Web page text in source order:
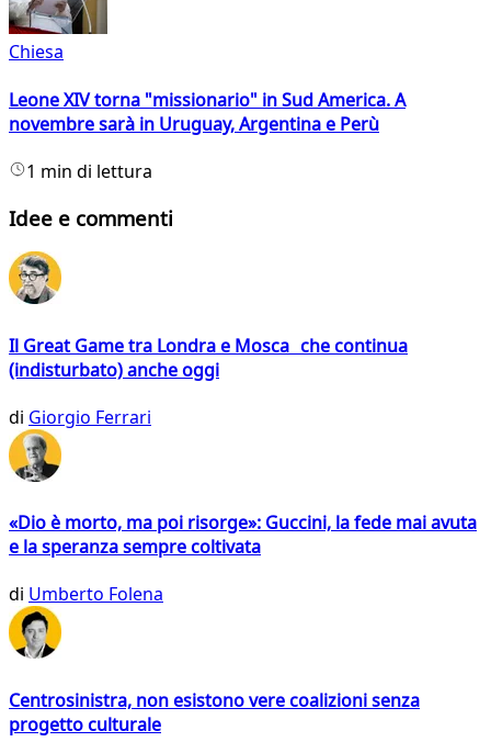
Chiesa
Leone XIV torna "missionario" in Sud America. A
novembre sarà in Uruguay, Argentina e Perù
1 min di lettura
Idee e commenti
Il Great Game tra Londra e Mosca che continua
(indisturbato) anche oggi
di Giorgio Ferrari
«Dio è morto, ma poi risorge»: Guccini, la fede mai avuta
e la speranza sempre coltivata
di Umberto Folena
Centrosinistra, non esistono vere coalizioni senza
progetto culturale